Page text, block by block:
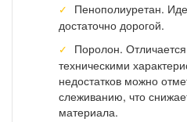
Пенополиуретан.
достаточно дорогой.
Поролон.
техническими
недостатков можно
слеживанию, что
материала.